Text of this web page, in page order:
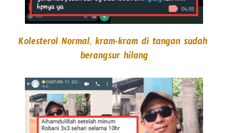
Kolesterol Normal, kram-kram di tangan sudah
berangsur hilang